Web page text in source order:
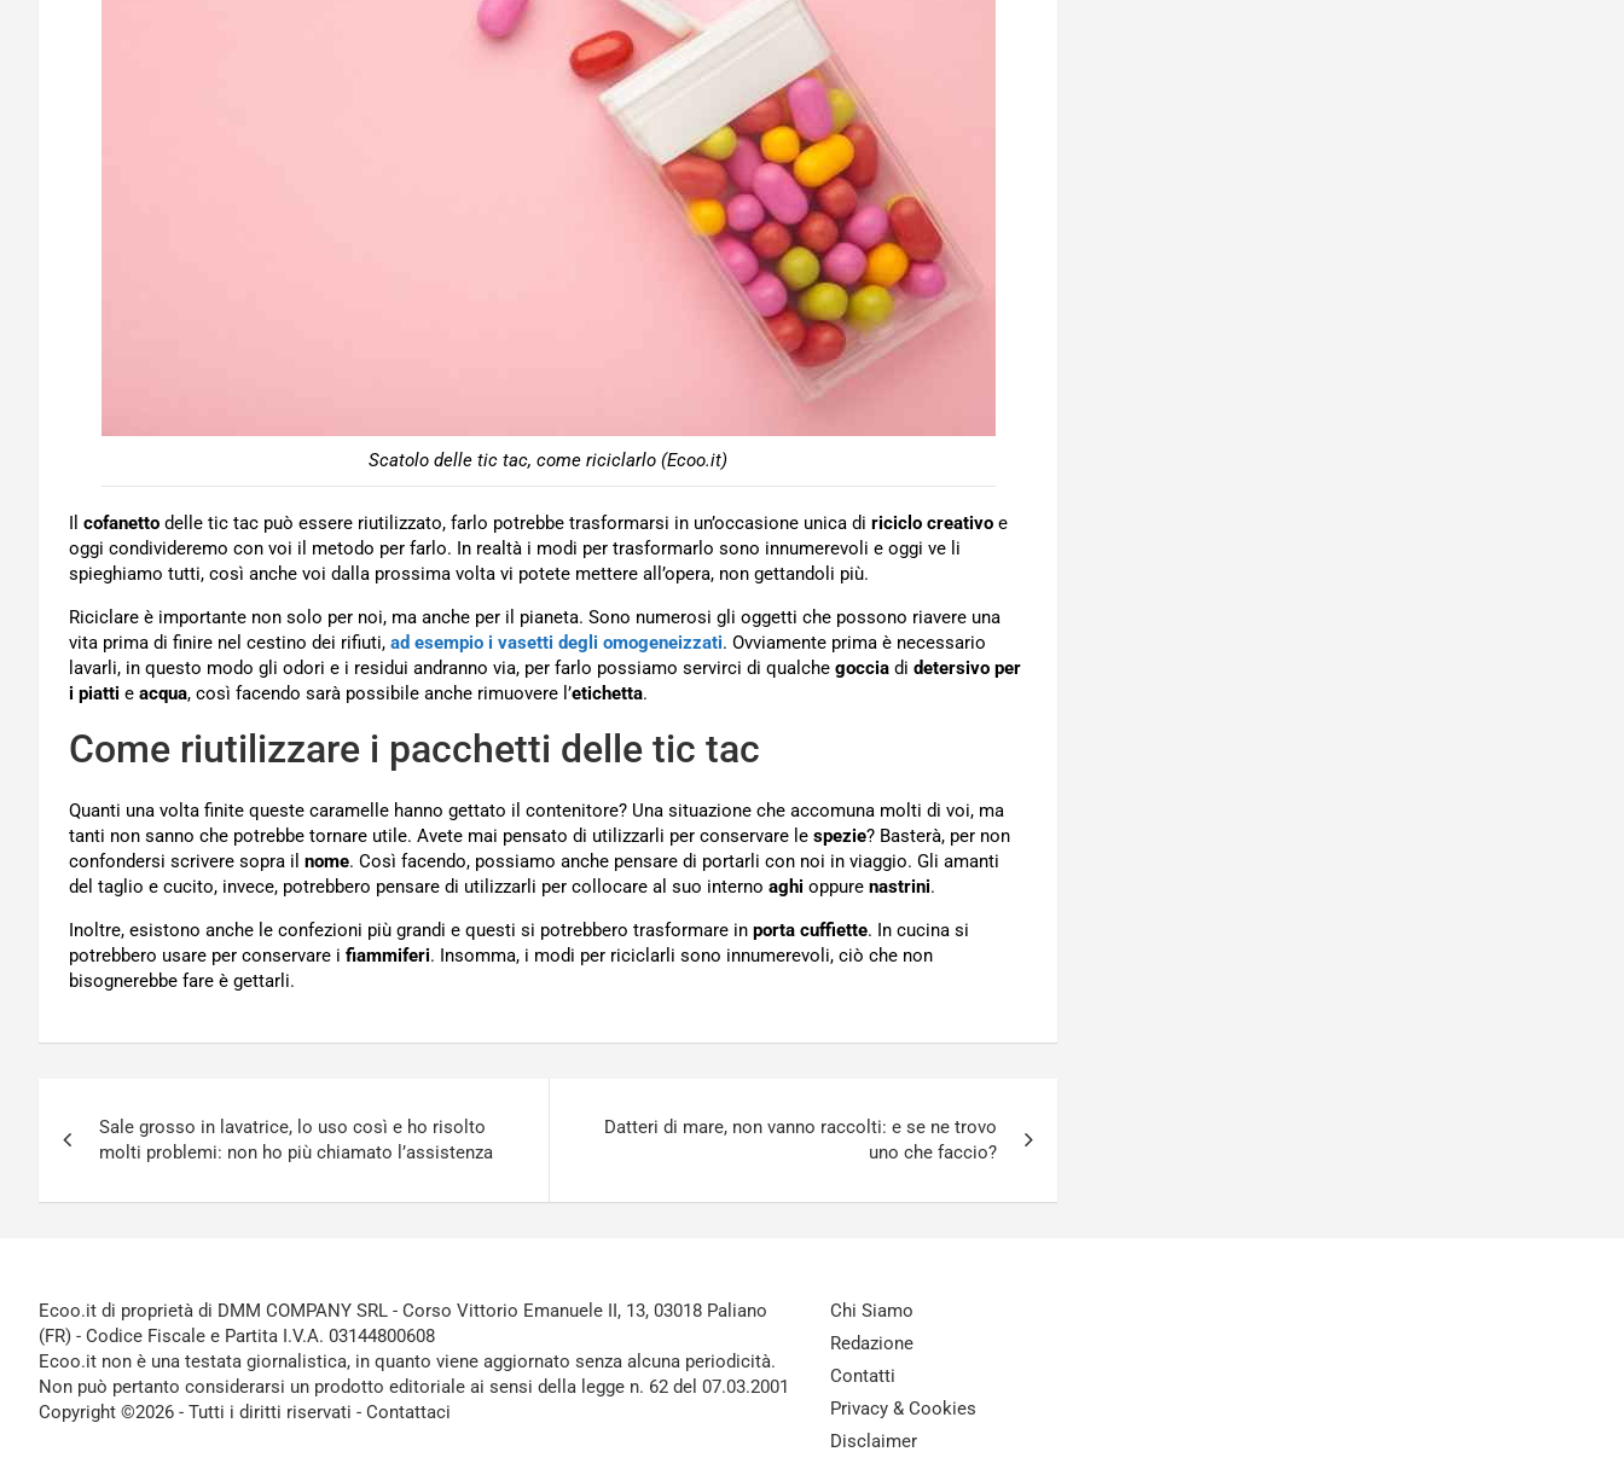
Scatolo delle tic tac, come riciclarlo (Ecoo.it)
Il cofanetto delle tic tac può essere riutilizzato, farlo potrebbe trasformarsi in un’occasione unica di riciclo creativo e
oggi condivideremo con voi il metodo per farlo. In realtà i modi per trasformarlo sono innumerevoli e oggi ve li
spieghiamo tutti, così anche voi dalla prossima volta vi potete mettere all’opera, non gettandoli più.
Riciclare è importante non solo per noi, ma anche per il pianeta. Sono numerosi gli oggetti che possono riavere una
vita prima di finire nel cestino dei rifiuti, ad esempio i vasetti degli omogeneizzati. Ovviamente prima è necessario
lavarli, in questo modo gli odori e i residui andranno via, per farlo possiamo servirci di qualche goccia di detersivo per
i piatti e acqua, così facendo sarà possibile anche rimuovere l’etichetta.
Come riutilizzare i pacchetti delle tic tac
Quanti una volta finite queste caramelle hanno gettato il contenitore? Una situazione che accomuna molti di voi, ma
tanti non sanno che potrebbe tornare utile. Avete mai pensato di utilizzarli per conservare le spezie? Basterà, per non
confondersi scrivere sopra il nome. Così facendo, possiamo anche pensare di portarli con noi in viaggio. Gli amanti
del taglio e cucito, invece, potrebbero pensare di utilizzarli per collocare al suo interno aghi oppure nastrini.
Inoltre, esistono anche le confezioni più grandi e questi si potrebbero trasformare in porta cuffiette. In cucina si
potrebbero usare per conservare i fiammiferi. Insomma, i modi per riciclarli sono innumerevoli, ciò che non
bisognerebbe fare è gettarli.
articoli
Sale grosso in lavatrice, lo uso così e ho risolto
molti problemi: non ho più chiamato l’assistenza
Datteri di mare, non vanno raccolti: e se ne trovo
uno che faccio?
Ecoo.it di proprietà di DMM COMPANY SRL - Corso Vittorio Emanuele II, 13, 03018 Paliano
(FR) - Codice Fiscale e Partita I.V.A. 03144800608
Ecoo.it non è una testata giornalistica, in quanto viene aggiornato senza alcuna periodicità.
Non può pertanto considerarsi un prodotto editoriale ai sensi della legge n. 62 del 07.03.2001
Copyright ©2026 - Tutti i diritti riservati - Contattaci
Chi Siamo
Redazione
Contatti
Privacy & Cookies
Disclaimer